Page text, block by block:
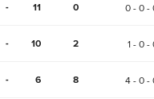
- 11 0 0 - 0 -
- 10 2 1 - 0 -
- 6 8 4 - 0 -